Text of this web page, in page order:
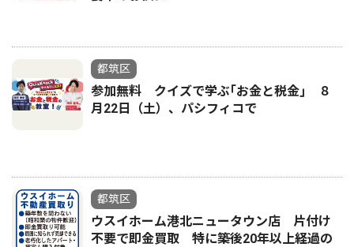
都筑区
参加無料 クイズで学ぶ｢お金と税金｣ ８
月22日（土）、パシフィコで
都筑区
ウスイホーム港北ニュータウン店 片付け
不要で即金買取 特に築後20年以上経過の